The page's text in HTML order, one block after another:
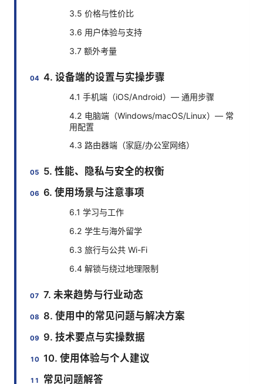
3.5 价格与性价比
3.6 用户体验与支持
3.7 额外考量
4. 设备端的设置与实操步骤
4.1 手机端（iOS/Android）— 通用步骤
4.2 电脑端（Windows/macOS/Linux）— 常
用配置
4.3 路由器端（家庭/办公室网络）
5. 性能、隐私与安全的权衡
6. 使用场景与注意事项
6.1 学习与工作
6.2 学生与海外留学
6.3 旅行与公共 Wi-Fi
6.4 解锁与绕过地理限制
7. 未来趋势与行业动态
8. 使用中的常见问题与解决方案
9. 技术要点与实操数据
10. 使用体验与个人建议
常见问题解答